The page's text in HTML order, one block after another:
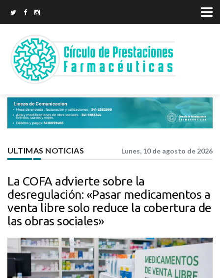
ULTIMAS NOTICIAS Lunes, 10 de agosto de 2026
La COFA advierte sobre la
desregulación: «Pasar medicamentos a
venta libre solo reduce la cobertura de
las obras sociales»